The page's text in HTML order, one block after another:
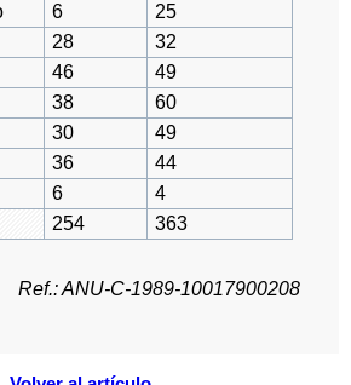
6
25
28
32
46
49
38
60
30
49
36
44
6 4
254 363
Ref.: ANU-C-1989-10017900208